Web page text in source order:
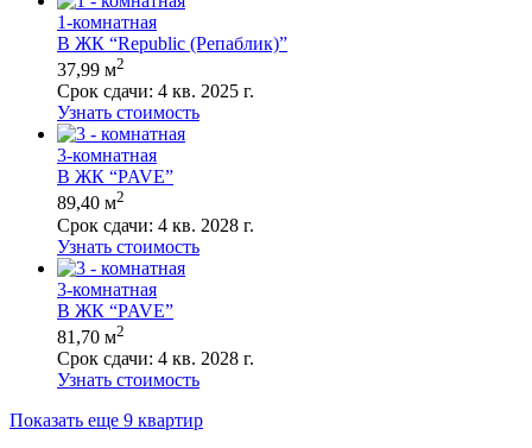
1-комнатная
В ЖК “Republic (Репаблик)”
37,99 м2
Срок сдачи: 4 кв. 2025 г.
Узнать стоимость
3-комнатная
В ЖК “PAVE”
89,40 м2
Срок сдачи: 4 кв. 2028 г.
Узнать стоимость
3-комнатная
В ЖК “PAVE”
81,70 м2
Срок сдачи: 4 кв. 2028 г.
Узнать стоимость
Показать еще 9 квартир